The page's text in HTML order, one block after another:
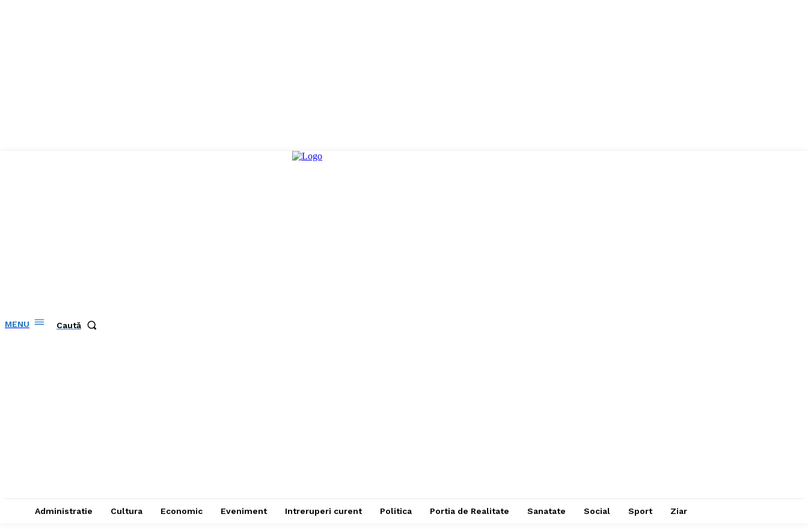
MENU Caută
Administratie Cultura Economic Eveniment Intreruperi curent Politica Portia de Realitate Sanatate Social Sport Ziar